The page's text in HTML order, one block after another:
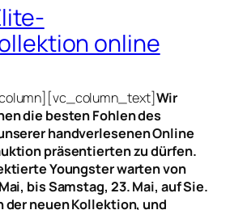
online
Wir
die besten Fohlen des
handverlesenen Online
präsentierten zu dürfen.
Youngster warten von
bis Samstag, 23. Mai, auf Sie.
der neuen Kollektion, und